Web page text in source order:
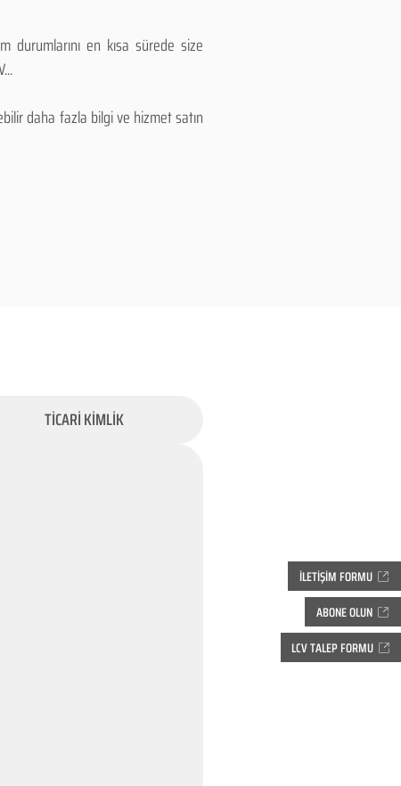
ABONE OLUN
LCV TALEP FORMU
İLETİŞİM FORMU
durumlarını en kısa sürede size
daha fazla bilgi ve hizmet satın
TİCARİ KİMLİK